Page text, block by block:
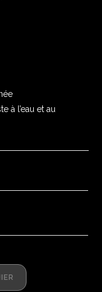
à l’eau et au